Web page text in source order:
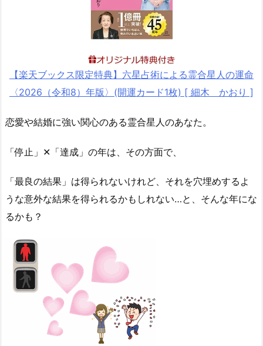
【楽天ブックス限定特典】六星占術による霊合星人の運命
〈2026（令和8）年版〉(開運カード1枚) [ 細木 かおり ]
恋愛や結婚に強い関心のある霊合星人のあなた。
「停止」✕「達成」の年は、その方面で、
「最良の結果」は得られないけれど、それを穴埋めするよ
うな意外な結果を得られるかもしれない…と、そんな年にな
るかも？